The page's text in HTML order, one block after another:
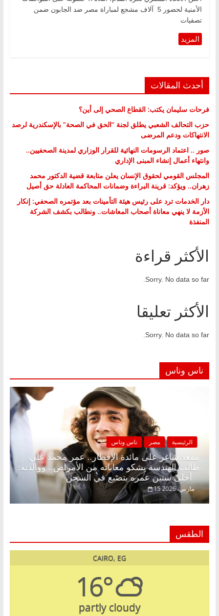
الأمنية لحضور 5 آلاف مشجع لمباراة مصر ضد الجابون ضمن
تصفيات
أحدث المقالات
فرحات سليمان يكتب: القطاع الصحي إلى أين؟
حزب التحالف الشعبي يطلق لجنة “الحق في الصحة” بالإسكندرية لرصد
الانتهاكات ودعم المرضى
صور .. اعتماد الرسومات النهائية للقرار الوزاري لمدينة الصحفيين..
وانتهاء أعمال إنشاء المبنى الإداري
المجلس القومي لحقوق الإنسان يعلن متابعة قضية الدكتور محمد
زهران.. ويؤكد: قرينة البراءة وضمانات المحاكمة العادلة حق أصيل
دار الخدمات ترد على رئيس هيئة التأمينات بعد مؤتمره الصحفي: إنكار
الأزمة لا ينهي معاناة أصحاب المعاشات.. ونطالب بكشف الشركة
المنفذة
الأكثر قراءة
Sorry. No data so far.
الأكثر تعليقا
Sorry. No data so far.
ناس وناس
الرئيسية مصر ناس وناس
مقعد شاغر على مائدة الإفطار.. عمر محمد علي
طالب الهندسة يشكو معاناته من الأمراض.. ووالدته:
15 مارس، 2026
الطقس
CAIRO, EG
16°
partly cloudy